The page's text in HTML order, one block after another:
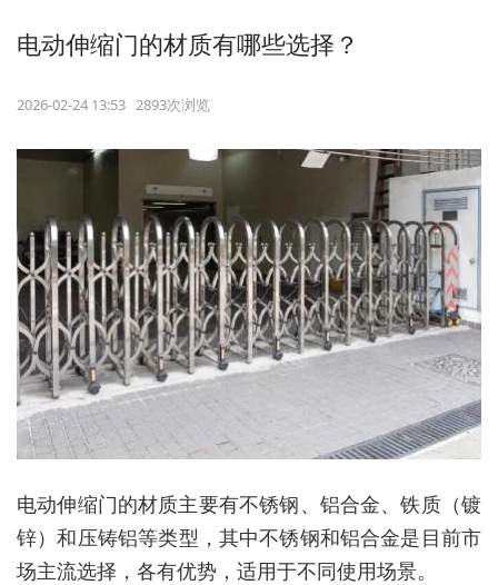
电动伸缩门的材质有哪些选择？
2026-02-24 13:53 2893次浏览
电动伸缩门的材质主要有‌不锈钢、铝合金、铁质（镀
锌）和压铸铝‌等类型，其中不锈钢和铝合金是目前市
场主流选择，各有优势，适用于不同使用场景。